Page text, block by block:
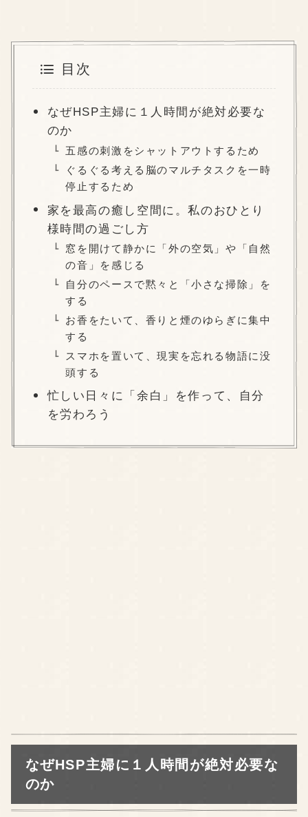
目次
なぜHSP主婦に１人時間が絶対必要な
のか
五感の刺激をシャットアウトするため
ぐるぐる考える脳のマルチタスクを一時
停止するため
家を最高の癒し空間に。私のおひとり
様時間の過ごし方
窓を開けて静かに「外の空気」や「自然
の音」を感じる
自分のペースで黙々と「小さな掃除」を
する
お香をたいて、香りと煙のゆらぎに集中
する
スマホを置いて、現実を忘れる物語に没
頭する
忙しい日々に「余白」を作って、自分
を労わろう
なぜHSP主婦に１人時間が絶対必要な
のか